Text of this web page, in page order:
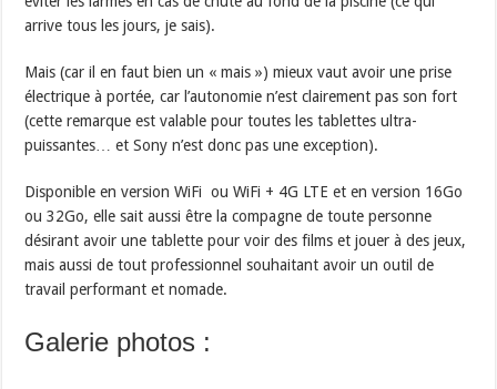
arrive tous les jours, je sais).
Mais (car il en faut bien un « mais ») mieux vaut avoir une prise
électrique à portée, car l’autonomie n’est clairement pas son fort
(cette remarque est valable pour toutes les tablettes ultra-
puissantes… et Sony n’est donc pas une exception).
Disponible en version WiFi ou WiFi + 4G LTE et en version 16Go
ou 32Go, elle sait aussi être la compagne de toute personne
désirant avoir une tablette pour voir des films et jouer à des jeux,
mais aussi de tout professionnel souhaitant avoir un outil de
travail performant et nomade.
Galerie photos :